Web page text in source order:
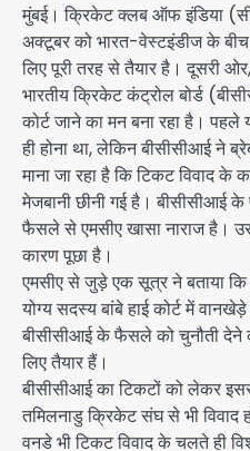
मुंबई। क्रिकेट क्लब ऑफ इंडिया
अक्टूबर को भारत-वेस्टइंडीज के
लिए पूरी तरह से तैयार है। दूसरी
भारतीय क्रिकेट कंट्रोल बोर्ड
कोर्ट जाने का मन बना रहा है।
ही होना था, लेकिन बीसीसीआई ने
माना जा रहा है कि टिकट विवाद
मेजबानी छीनी गई है। बीसीसीआई
फैसले से एमसीए खासा नाराज है।
कारण पूछा है।
एमसीए से जुड़े एक सूत्र ने बताया
योग्य सदस्य बांबे हाई कोर्ट में
बीसीसीआई के फैसले को चुनौती देने
लिए तैयार हैं।
बीसीसीआई का टिकटों को लेकर
तमिलनाडु क्रिकेट संघ से भी विवाद
वनडे भी टिकट विवाद के चलते ही